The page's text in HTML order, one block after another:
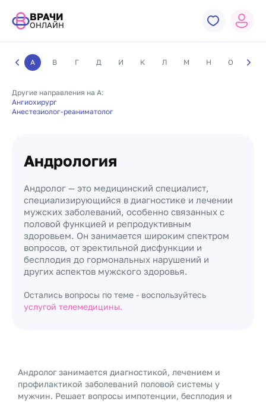
ВРАЧИ
ОНЛАЙН
А В Г Д И К Л М Н О П
Другие направления на А:
Ангиохирург
Анестезиолог-реаниматолог
Андрология
Андролог — это медицинский специалист,
специализирующийся в диагностике и лечении
мужских заболеваний, особенно связанных с
половой функцией и репродуктивным
здоровьем. Он занимается широким спектром
вопросов, от эректильной дисфункции и
бесплодия до гормональных нарушений и
других аспектов мужского здоровья.
Остались вопросы по теме - воспользуйтесь
услугой телемедицины.
Андролог занимается диагностикой, лечением и
профилактикой заболеваний половой системы у
мужчин. Решает вопросы импотенции, бесплодия и